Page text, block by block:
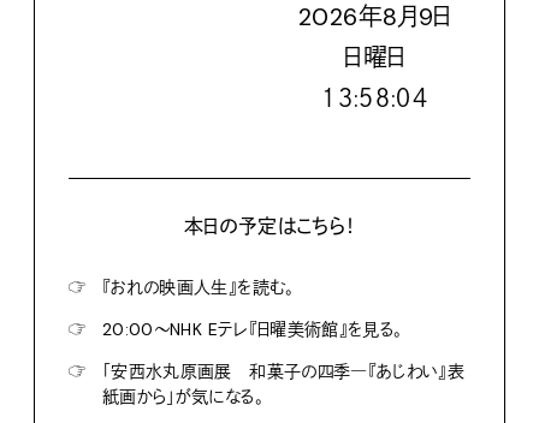
2026年8月9日
日曜日
１３:５８:０５
本日の予定はこちら！
☞
『おれの映画人生』を読む。
☞
20:00〜NHK Eテレ『日曜美術館』を見る。
☞
「安西水丸原画展 和菓子の四季―『あじわい』表
紙画から」が気になる。